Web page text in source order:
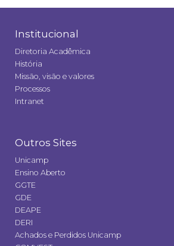
Institucional
Diretoria Acadêmica
História
Missão, visão e valores
Processos
Intranet
Outros Sites
Unicamp
Ensino Aberto
GGTE
GDE
DEAPE
DERI
Achados e Perdidos Unicamp